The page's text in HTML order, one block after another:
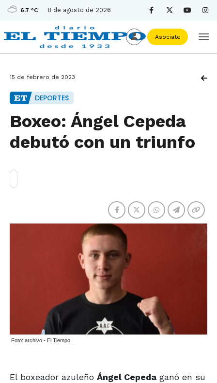
6.7 ºC 8 de agosto de 2026
Asociate
15 de febrero de 2023
DEPORTES
Boxeo: Ángel Cepeda
debutó con un triunfo
Foto: archivo - El Tiempo.
El boxeador azuleño Ángel Cepeda ganó en su